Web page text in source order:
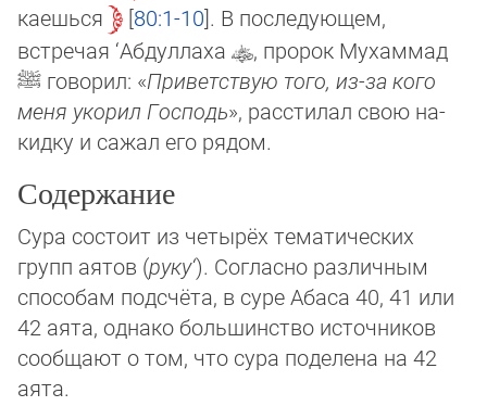
ка­ешь­ся
80:1-10 . В последующем,
встречая ‘Абдуллаха
, пророк Му­хам­мад
ﷺ го­во­рил: «Приветствую того, из-за кого
меня укорил Господь», расстилал свою на­
кид­ку и са­жал его рядом.
Содержание
Сура состоит из четырёх тематических
групп аятов (руку‘). Согласно различным
спо­со­бам подсчёта, в суре Абаса 40, 41 или
42 аята, однако большинство источников
со­об­ща­ют о том, что сура поделена на 42
аята.